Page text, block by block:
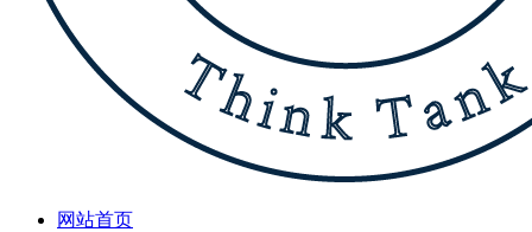
网站首页